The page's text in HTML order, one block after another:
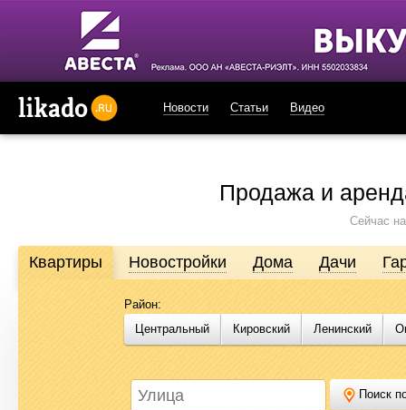
Новости Статьи Видео
Продажа и
Сейчас
Продажа и аренда недвижимости в Омске
Likado.ru – сайт актуальных и достоверных объявлений по
или купить квартиру, найти землю под строительство,
Likado.ru, чтобы сэкономить время и силы в поисках нужного
Квартиры Новостройки Дома Дачи
Район:
Центральный
Кировский Ленинский
Поиск